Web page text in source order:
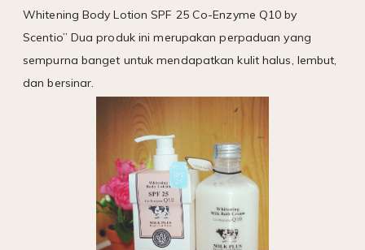
Whitening Body Lotion SPF 25 Co-Enzyme Q10 by
Scentio” Dua produk ini merupakan perpaduan yang
sempurna banget untuk mendapatkan kulit halus, lembut,
dan bersinar.